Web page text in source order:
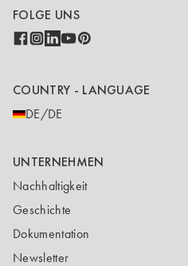
FOLGE UNS
COUNTRY - LANGUAGE
DE/DE
UNTERNEHMEN
Nachhaltigkeit
Geschichte
Dokumentation
Newsletter